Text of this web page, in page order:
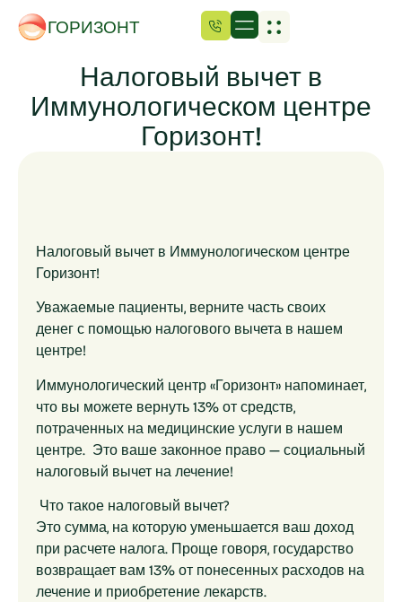
ГОРИЗОНТ
Налоговый вычет в
Иммунологическом центре
Горизонт!
Налоговый вычет в Иммунологическом центре
Горизонт!
Уважаемые пациенты, верните часть своих
денег с помощью налогового вычета в нашем
центре!
Иммунологический центр «Горизонт» напоминает,
что вы можете вернуть 13% от средств,
потраченных на медицинские услуги в нашем
центре. Это ваше законное право — социальный
налоговый вычет на лечение!
Что такое налоговый вычет?
Это сумма, на которую уменьшается ваш доход
при расчете налога. Проще говоря, государство
возвращает вам 13% от понесенных расходов на
лечение и приобретение лекарств.